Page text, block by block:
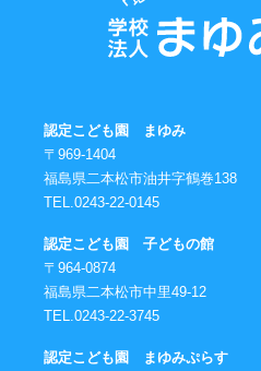
認定こども園 まゆみ
〒969-1404
福島県二本松市油井字鶴巻138
TEL.0243-22-0145
認定こども園 子どもの館
〒964-0874
福島県二本松市中里49-12
TEL.0243-22-3745
認定こども園 まゆみぷらす